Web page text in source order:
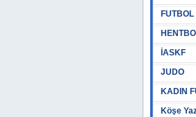
İASKF
JUDO
KADIN
Köşe